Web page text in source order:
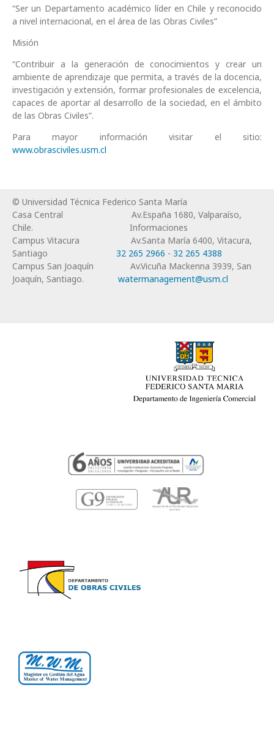
“Ser un Departamento académico líder en Chile y reconocido
a nivel internacional, en el área de las Obras Civiles”
Misión
“Contribuir a la generación de conocimientos y crear un
ambiente de aprendizaje que permita, a través de la docencia,
investigación y extensión, formar profesionales de excelencia,
capaces de aportar al desarrollo de la sociedad, en el ámbito
de las Obras Civiles”.
Para mayor información visitar el sitio:
www.obrasciviles.usm.cl
© Universidad Técnica Federico Santa María
Casa Central
Av.España 1680, Valparaíso,
Chile.
Informaciones
Campus Vitacura
Av.Santa María 6400, Vitacura,
Santiago
32 265 2966 - 32 265 4388
Campus San Joaquín
Av.Vicuña Mackenna 3939, San
Joaquín, Santiago.
watermanagement@usm.cl